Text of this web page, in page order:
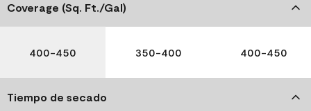
Coverage (Sq. Ft./Gal)
400-450 350-400 400-450
Tiempo de secado